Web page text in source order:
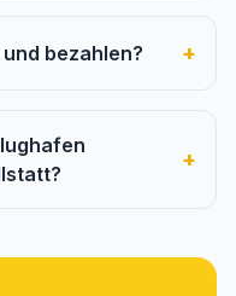
bezahlen? +
+